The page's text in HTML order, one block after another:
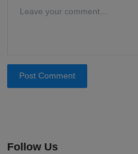
Post Comment
Follow Us